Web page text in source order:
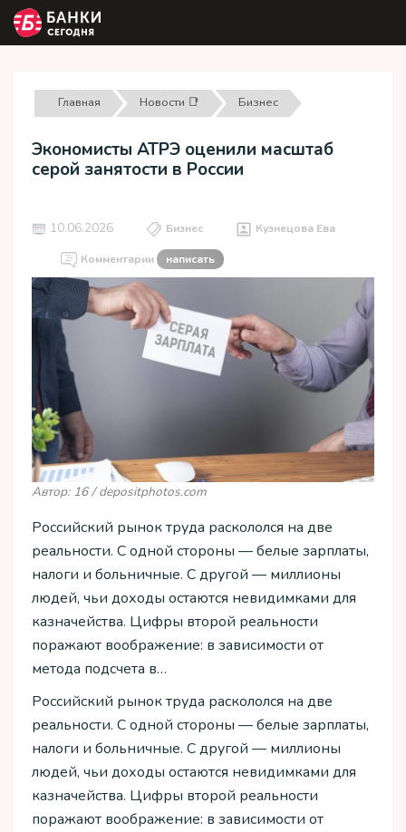
Главная Новости 📑 Бизнес
Экономисты АТРЭ оценили масштаб
серой занятости в России
10.06.2026 Бизнес Кузнецова Ева
Комментарии написать
Автор: 16 / depositphotos.com
Российский рынок труда раскололся на две
реальности. С одной стороны — белые зарплаты,
налоги и больничные. С другой — миллионы
людей, чьи доходы остаются невидимками для
казначейства. Цифры второй реальности
поражают воображение: в зависимости от
метода подсчета в…
Российский рынок труда раскололся на две
реальности. С одной стороны — белые зарплаты,
налоги и больничные. С другой — миллионы
людей, чьи доходы остаются невидимками для
казначейства. Цифры второй реальности
поражают воображение: в зависимости от